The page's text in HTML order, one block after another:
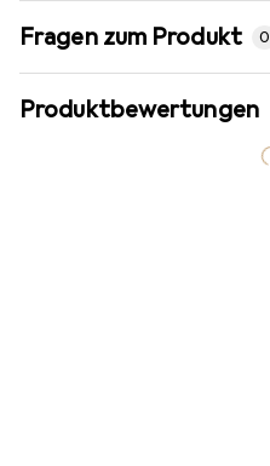
Fragen zum Produkt 0
Produktbewertungen